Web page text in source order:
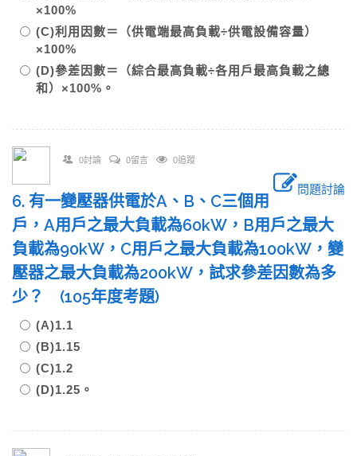
×100%
(C)利用因數＝（供電端最高負載÷供電設備容量）
×100%
(D)參差因數＝（綜合最高負載÷各用戶最高負載之總
和）×100%。
0討論 0留言 0追蹤
問題討論
6. 有一變壓器供電於A、B、C三個用
戶，A用戶之最大負載為60kW，B用戶之最大
負載為90kW，C用戶之最大負載為100kW，變
壓器之最大負載為200kW，試求參差因數為多
少？ (105年度考題)
(A)1.1
(B)1.15
(C)1.2
(D)1.25。